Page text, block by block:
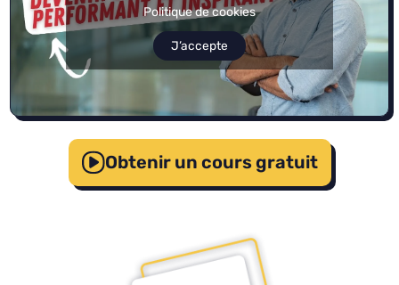
Politique de cookies
J’accepte
Obtenir un cours gratuit